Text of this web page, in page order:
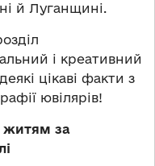
й Луганщині.
і креативний
цікаві факти з
ювілярів!
житям за